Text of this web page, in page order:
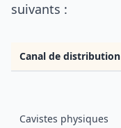
suivants :
Canal de distribution
Cavistes physiques